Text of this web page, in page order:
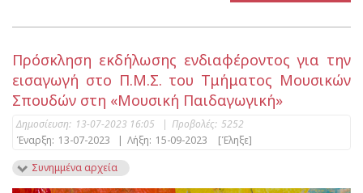
Πρόσκληση εκδήλωσης ενδιαφέροντος για την
εισαγωγή στο Π.Μ.Σ. του Τμήματος Μουσικών
Σπουδών στη «Μουσική Παιδαγωγική»
Δημοσίευση: 13-07-2023 16:05 | Προβολές: 5252
Έναρξη: 13-07-2023 | Λήξη: 15-09-2023
[Έληξε]
Συνημμένα αρχεία